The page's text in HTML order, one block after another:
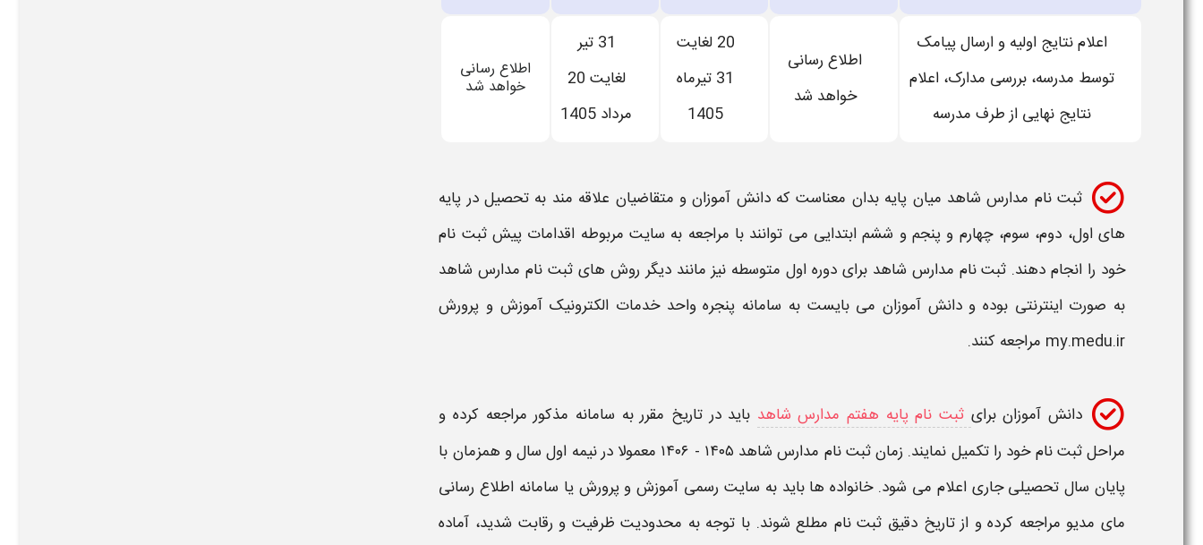
اعلام نتایج اولیه و ارسال پیامک
توسط مدرسه، بررسی مدارک،اعلام
نتایج نهایی از طرف مدرسه
اطلاع رسانی
خواهد شد
20 لغایت
31 تیرماه
1405
31 تیر
لغایت 20
مرداد 1405
اطلاع رسانی
خواهد شد
ثبت نام مدارس شاهد میان پایه بدان معناست که دانش آموزان و متقاضیان علاقه مند به تحصیل در پایه
های اول، دوم، سوم، چهارم و پنجم و ششم ابتدایی می توانند با مراجعه به سایت مربوطه اقدامات پیش ثبت نام
خود را انجام دهند. ثبت نام مدارس شاهد برای دوره اول متوسطه نیز مانند دیگر روش های ثبت نام مدارس شاهد
به صورت اینترنتی بوده و دانش آموزان می بایست به سامانه پنجره واحد خدمات الکترونیک آموزش و پرورش
my.medu.ir مراجعه کنند.
دانش آموزان برای ثبت نام پایه هفتم مدارس شاهد باید درتاریخ مقرر به سامانه مذکور مراجعه کرده و
مراحلثبت نامخود را تکمیل نمایند. زمان ثبت نام مدارس شاهد ۱۴۰۵ - ۱۴۰۶
معمولا در نیمه اول سال و همزمان با
پایان سال تحصیلی جاری اعلام می‌ شود. خانواده‌ ها باید به سایت رسمی آموزش و پرورش یا سامانه اطلاع‌ رسانی
مای مدیو مراجعه کرده و ازتاریخ دقیق ثبت نام مطلع شوند. با توجه به محدودیت ظرفیت و رقابت شدید، آماده‌